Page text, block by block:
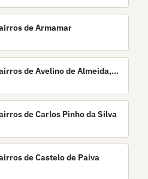
de Armamar
de Avelino de Almeida,
de Carlos Pinho da Silva
de Castelo de Paiva